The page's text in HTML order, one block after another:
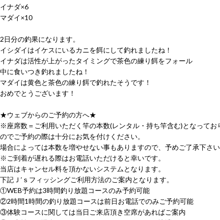
イナダ×6
マダイ×10
2日分の釣果になります。
イシダイはイケスにいるカニを餌にして釣れましたね！
イナダは活性が上がったタイミングで茶色の練り餌をフォール
中に食いつき釣れましたね！
マダイは黄色と茶色の練り餌で釣れたそうです！
おめでとうございます！
★ウェブからのご予約の方へ★
※座席数＝ご利用いただく竿の本数(レンタル・持ち竿含む)となってお
のでご予約の際は十分にお気を付けください。
場合によっては本数を増やせない事もありますので、予めご了承下さい
※ご到着が遅れる際はお電話いただけると幸いです。
当店はキャンセル料を頂かないシステムとなります。
下記Ｊ’ｓフィッシングご利用方法のご案内となります。
①WEB予約は3時間釣り放題コースのみ予約可能
②2時間1時間の釣り放題コースは前日お電話でのみご予約可能
③体験コースに関しては当日ご来店頂き空席があればご案内